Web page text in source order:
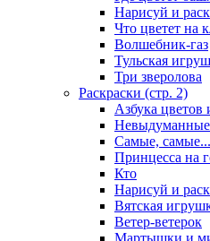
Нарисуй и
Что цветет на
Волшебник-газ
Тульская
Три зверолова
Раскраски (стр. 2)
Азбука цветов
Невыдуманные
Самые, самые...
Принцесса на
Кто
Нарисуй и
Вятская
Ветер-ветерок
Мартышки и